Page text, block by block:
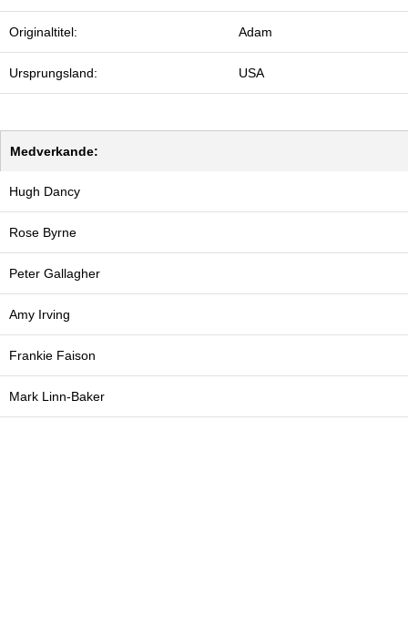
Originaltitel: Adam
Ursprungsland: USA
Medverkande:
Hugh Dancy
Rose Byrne
Peter Gallagher
Amy Irving
Frankie Faison
Mark Linn-Baker